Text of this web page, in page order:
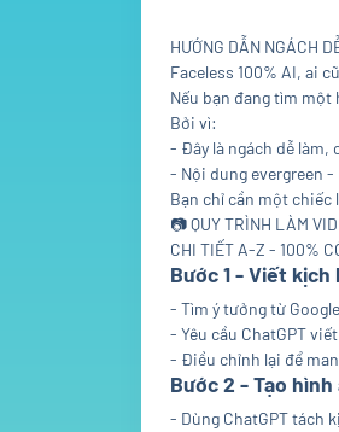
HƯỚNG DẪN NGÁCH
Faceless 100% AI, ai
Nếu bạn đang tìm
Bởi vì:
- Đây là ngách dễ làm,
- Nội dung evergreen
Bạn chỉ cần một chiếc
📷QUY TRÌNH LÀM
CHI TIẾT A-Z - 100%
Bước 1 - Viết kịch
- Tìm ý tưởng từ
- Yêu cầu ChatGPT
- Điều chỉnh lại để
Bước 2 - Tạo
- Dùng ChatGPT tách